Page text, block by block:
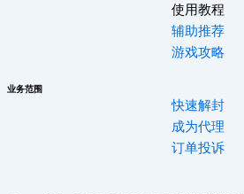
使用教程
辅助推荐
游戏攻略
业务范围
快速解封
成为代理
订单投诉